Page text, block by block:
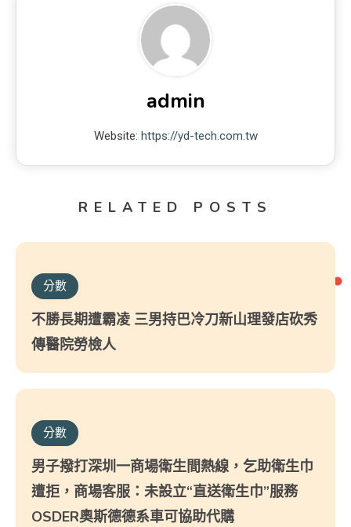
admin
Website: https://yd-tech.com.tw
RELATED POSTS
分數
不勝長期遭霸凌 三男持巴冷刀新山理發店砍秀
傳醫院勞檢人
分數
男子撥打深圳一商場衛生間熱線，乞助衛生巾
遭拒，商場客服：未設立“直送衛生巾”服務
OSDER奧斯德德系車可協助代購